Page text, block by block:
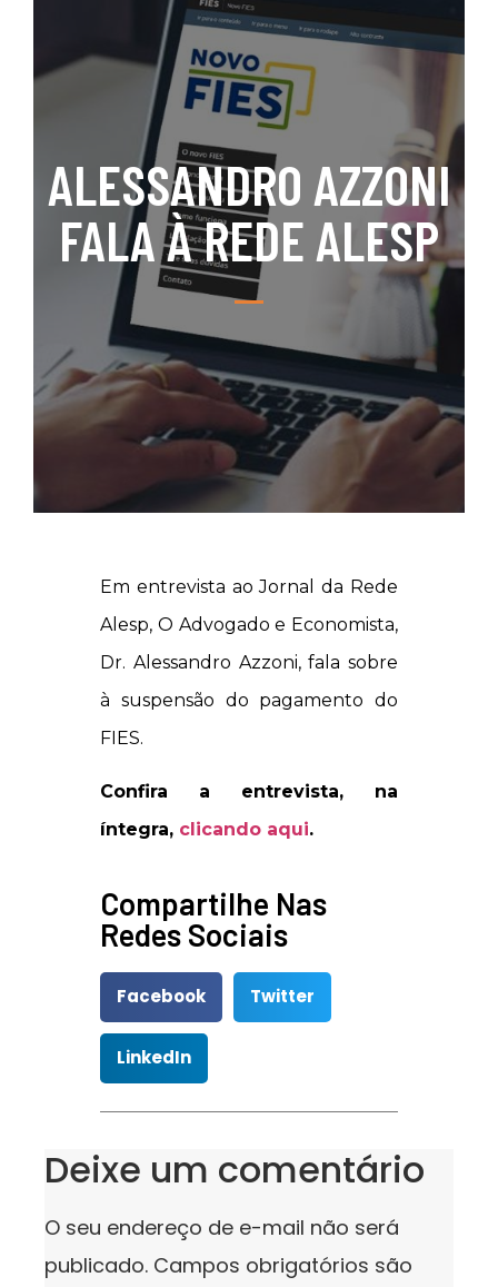
ALESSANDRO AZZONI
FALA À REDE ALESP
Em entrevista ao Jornal da Rede
Alesp, O Advogado e Economista,
Dr. Alessandro Azzoni, fala sobre
à suspensão do pagamento do
FIES.
Confira a entrevista, na
íntegra, clicando aqui.
Compartilhe Nas
Redes Sociais
Facebook Twitter
LinkedIn
Deixe um comentário
O seu endereço de e-mail não será
publicado. Campos obrigatórios são